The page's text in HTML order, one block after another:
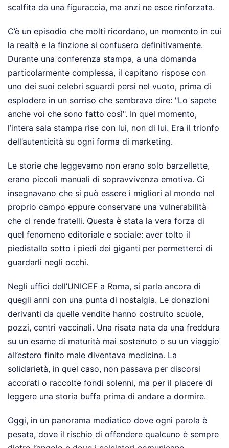
scalfita da una figuraccia, ma anzi ne esce rinforzata.
C’è un episodio che molti ricordano, un momento in cui
la realtà e la finzione si confusero definitivamente.
Durante una conferenza stampa, a una domanda
particolarmente complessa, il capitano rispose con
uno dei suoi celebri sguardi persi nel vuoto, prima di
esplodere in un sorriso che sembrava dire: "Lo sapete
anche voi che sono fatto così". In quel momento,
l’intera sala stampa rise con lui, non di lui. Era il trionfo
dell’autenticità su ogni forma di marketing.
Le storie che leggevamo non erano solo barzellette,
erano piccoli manuali di sopravvivenza emotiva. Ci
insegnavano che si può essere i migliori al mondo nel
proprio campo eppure conservare una vulnerabilità
che ci rende fratelli. Questa è stata la vera forza di
quel fenomeno editoriale e sociale: aver tolto il
piedistallo sotto i piedi dei giganti per permetterci di
guardarli negli occhi.
Negli uffici dell’UNICEF a Roma, si parla ancora di
quegli anni con una punta di nostalgia. Le donazioni
derivanti da quelle vendite hanno costruito scuole,
pozzi, centri vaccinali. Una risata nata da una freddura
su un esame di maturità mai sostenuto o su un viaggio
all’estero finito male diventava medicina. La
solidarietà, in quel caso, non passava per discorsi
accorati o raccolte fondi solenni, ma per il piacere di
leggere una storia buffa prima di andare a dormire.
Oggi, in un panorama mediatico dove ogni parola è
pesata, dove il rischio di offendere qualcuno è sempre